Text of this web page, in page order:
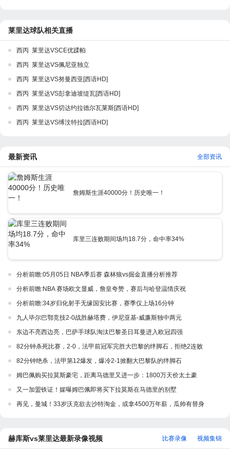
莱里达球队相关直播
西丙 莱里达VSCE优蹂帕
西丙 莱里达VS佩尼亚独立
西丙 莱里达VS努曼西亚[西语HD]
西丙 莱里达VS彭拿迪坡缇瓦[西语HD]
西丙 莱里达VS切达约拉德尔瓦莱斯[西语HD]
西丙 莱里达VS缚汶特拉[西语HD]
最新资讯 全部资讯
詹姆斯生涯40000分！历史唯一！
库里三连败期间场均18.7分，命中率34%
分析前瞻:05月05日 NBA季后赛 森林狼vs掘金直播分析推荐
分析前瞻:NBA 赛场欧文显威，詹皇夸赞，赛后与哈登温情庆祝
分析前瞻:34岁归化射手无缘国安比赛，赛季仅上场16分钟
九人毕尔巴鄂竞技2-0战胜赫塔费，伊尼亚基-威廉斯独中两元
东边不亮西边亮，巴萨手球队淘汰巴黎圣日耳曼进入欧冠四强
82分钟杀死比赛，2-0，法甲前冠军完胜大巴黎的绊脚石，拒绝2连败
82分钟绝杀，法甲第12爆发，爆冷2-1掀翻大巴黎队的绊脚石
姆巴佩购买拉莫斯豪宅，距离马德里又进一步：1800万天价太土豪
又一加盟铁证！媒曝姆巴佩即将买下拉莫斯在马德里的别墅
再见，曼城！33岁沃克欲去沙特淘金，或拿4500万年薪，瓜帅有替身
赫库斯vs莱里达最新录像视频 视频集锦
比赛录像